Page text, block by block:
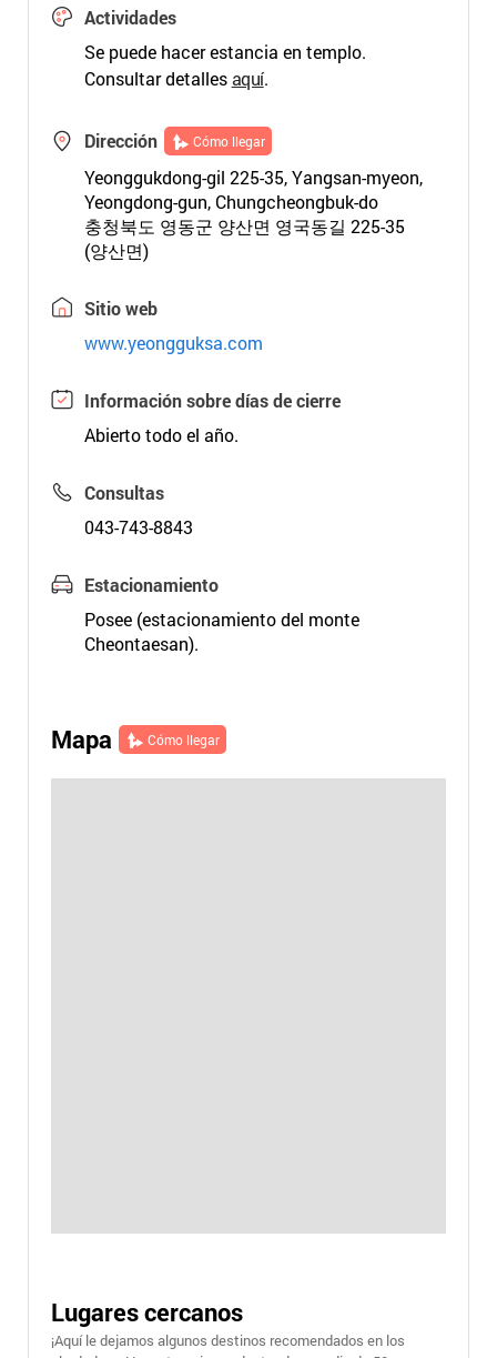
Actividades
Se puede hacer estancia en templo.
Consultar detallesaquí.
Dirección Cómo llegar
Yeonggukdong-gil 225-35, Yangsan-myeon,
Yeongdong-gun, Chungcheongbuk-do
충청북도 영동군 양산면 영국동길 225-35
(양산면)
Sitio web
www.yeongguksa.com
Información sobre días de cierre
Abierto todo el año.
Consultas
043-743-8843
Estacionamiento
Posee (estacionamiento del monte
Cheontaesan).
Mapa Cómo llegar
Lugares cercanos
¡Aquí le dejamos algunos destinos recomendados en los